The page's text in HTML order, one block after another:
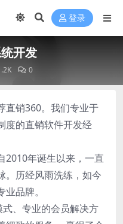
登录
开发
0
直销360。我们专业于
度的直销软件开发经
年诞生以来，一直
。历经风雨洗练，如今
品牌。
、专业的会员解决方